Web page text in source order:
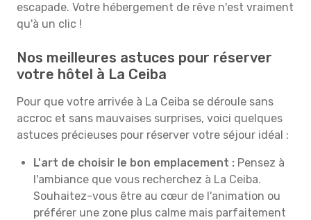
escapade. Votre hébergement de rêve n'est vraiment
qu'à un clic !
Nos meilleures astuces pour réserver
votre hôtel à La Ceiba
Pour que votre arrivée à La Ceiba se déroule sans
accroc et sans mauvaises surprises, voici quelques
astuces précieuses pour réserver votre séjour idéal :
L'art de choisir le bon emplacement : Pensez à
l'ambiance que vous recherchez à La Ceiba.
Souhaitez-vous être au cœur de l'animation ou
préférer une zone plus calme mais parfaitement